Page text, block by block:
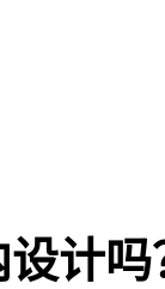
计吗